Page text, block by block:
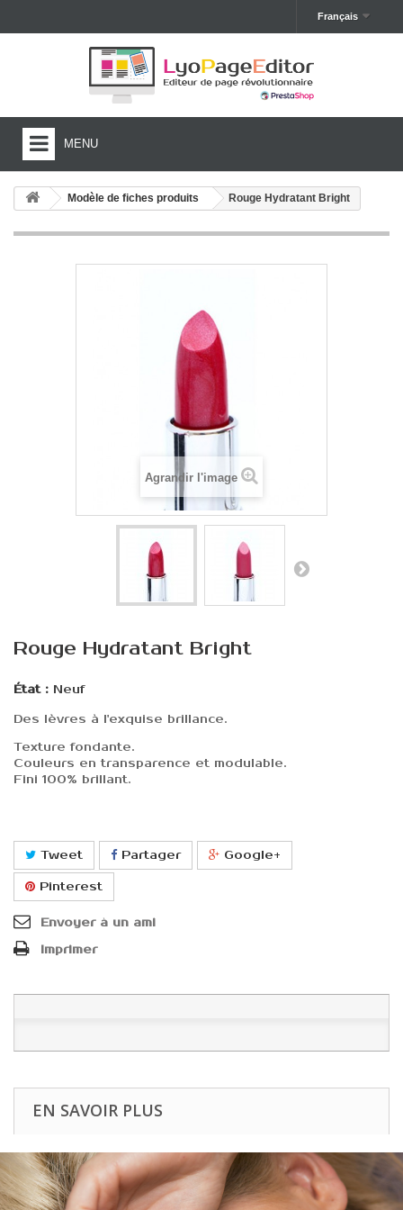
Français
MENU
HOME
ACHETER LYOPAGEEDITOR
Modèle de fiches produits Rouge Hydratant Bright
Agrandir l'image
Rouge Hydratant Bright
État : Neuf
Des lèvres à l'exquise brillance.
Texture fondante.
Couleurs en transparence et modulable.
Fini 100% brillant.
Tweet Partager Google+
Pinterest
Envoyer à un ami
Imprimer
EN SAVOIR PLUS